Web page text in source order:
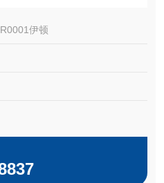
Ex db GHG5118304R0001 13
理-工厂直发-昆山倍源电气有
伊顿